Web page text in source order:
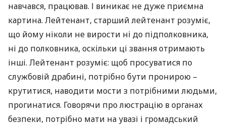
навчався, працював. І виникає не дуже приємна
картина. Лейтенант, старший лейтенант розуміє,
що йому ніколи не вирости ні до підполковника,
ні до полковника, оскільки ці звання отримають
інші. Лейтенант розуміє: щоб просуватися по
службовій драбині, потрібно бути пронирою –
крутитися, наводити мости з потрібними людьми,
прогинатися. Говорячи про люстрацію в органах
безпеки, потрібно мати на увазі і громадський